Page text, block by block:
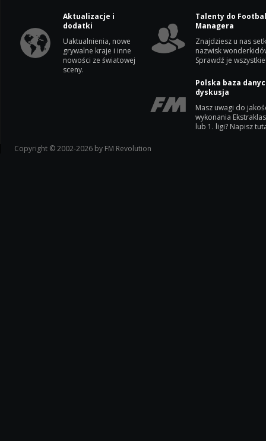
Aktualizacje i
dodatki
Uaktualnienia, nowe
grywalne kraje i inne
nowości ze światowej
sceny.
Talenty do
Managera
Znajdziesz u nas
nazwisk
Sprawdź je
Polska baza
dyskusja
Masz uwagi do
wykonania
lub 1. ligi? Napisz
Copyright © 2002-2026 by FM Revolution